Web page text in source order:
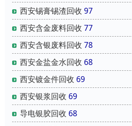
西安锡膏锡渣回收 97
西安含金废料回收 77
西安含银废料回收 78
西安金盐金水回收 68
西安镀金件回收 69
西安银浆回收 69
导电银胶回收 68